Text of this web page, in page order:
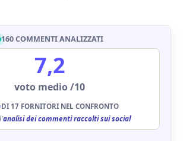
160 COMMENTI ANALIZZATI
7,2
voto medio /10
DI 17 FORNITORI NEL CONFRONTO
analisi dei commenti raccolti sui social